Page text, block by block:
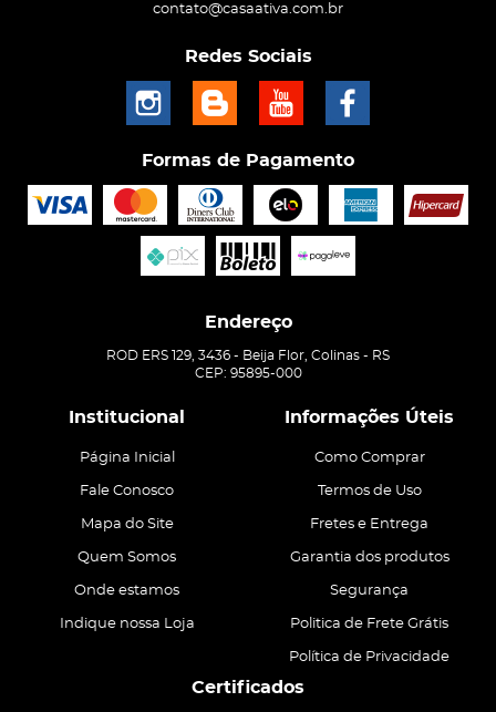
contato@casaativa.com.br
Redes Sociais
Formas de Pagamento
Endereço
ROD ERS 129, 3436 - Beija Flor, Colinas - RS
CEP: 95895-000
Institucional
Página Inicial
Fale Conosco
Mapa do Site
Quem Somos
Onde estamos
Indique nossa Loja
Informações Úteis
Como Comprar
Termos de Uso
Fretes e Entrega
Garantia dos produtos
Segurança
Politica de Frete Grátis
Política de Privacidade
Certificados